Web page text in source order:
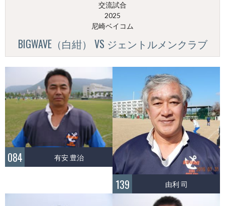
交流試合
2025
尼崎ベイコム
BIGWAVE（白紺） VS ジェントルメンクラブ
084 有安 豊治
139 由利 司